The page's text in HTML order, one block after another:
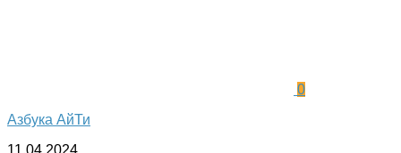
0
Азбука АйТи